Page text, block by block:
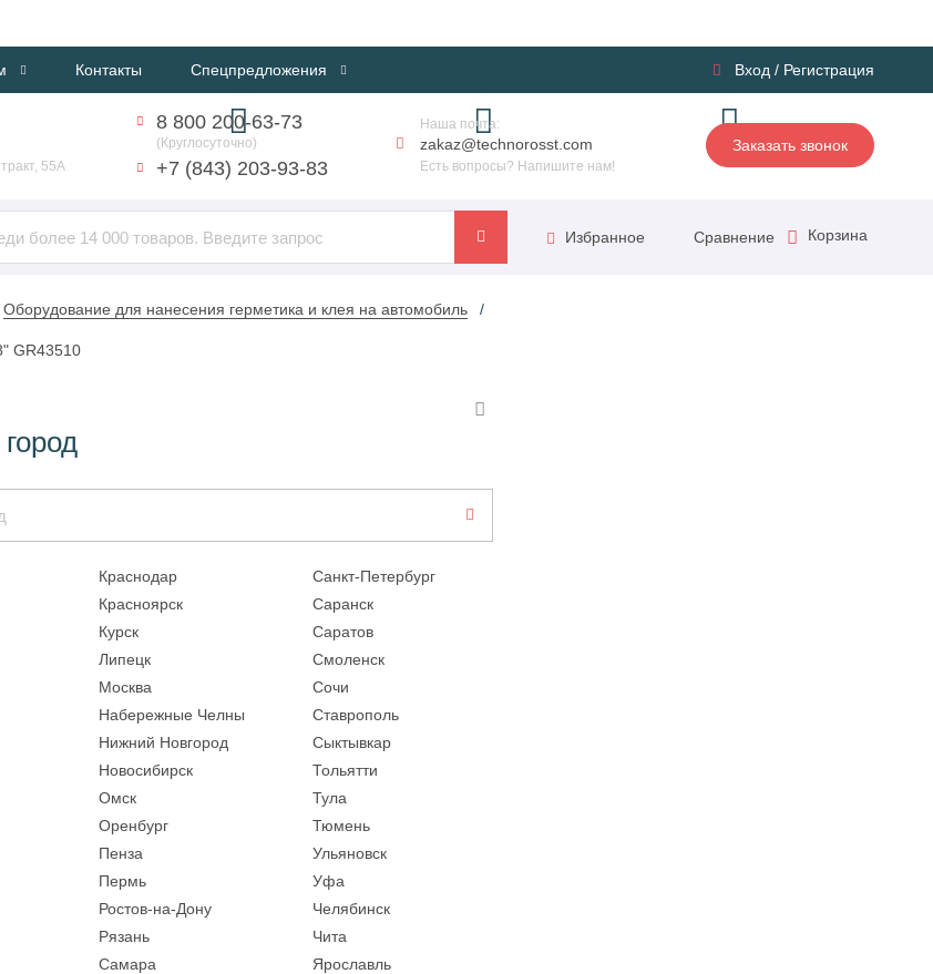
Контакты Спецпредложения Вход / Регистрация
55А
8 800 200-63-73
(Круглосуточно)
+7 (843) 203-93-83
Наша почта:
zakaz@technorosst.com
Есть вопросы? Напишите нам!
Заказать звонок
Избранное Сравнение Корзина
Оборудование для нанесения герметика и клея на автомобиль
GR43510
Краснодар
Красноярск
Курск
Липецк
Москва
Набережные Челны
Нижний Новгород
Новосибирск
Омск
Оренбург
Пенза
Пермь
Ростов-на-Дону
Рязань
Самара
Санкт-Петербург
Саранск
Саратов
Смоленск
Сочи
Ставрополь
Сыктывкар
Тольятти
Тула
Тюмень
Ульяновск
Уфа
Челябинск
Чита
Ярославль